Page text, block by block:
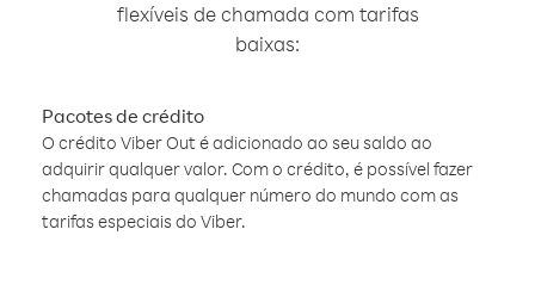
flexíveis de chamada com tarifas
baixas:
Pacotes de crédito
O crédito Viber Out é adicionado ao seu saldo ao
adquirir qualquer valor. Com o crédito, é possível fazer
chamadas para qualquer número do mundo com as
tarifas especiais do Viber.